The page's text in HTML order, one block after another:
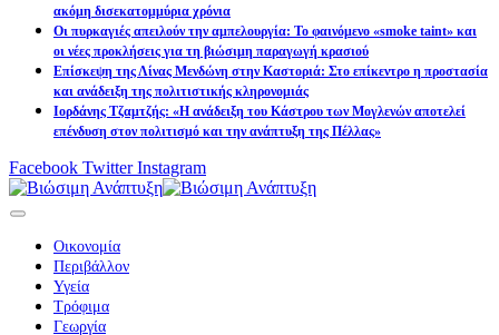
ακόμη δισεκατομμύρια χρόνια
Οι πυρκαγιές απειλούν την αμπελουργία: Το φαινόμενο «smoke taint» και
οι νέες προκλήσεις για τη βιώσιμη παραγωγή κρασιού
Επίσκεψη της Λίνας Μενδώνη στην Καστοριά: Στο επίκεντρο η προστασία
και ανάδειξη της πολιτιστικής κληρονομιάς
Ιορδάνης Τζαμτζής: «Η ανάδειξη του Κάστρου των Μογλενών αποτελεί
επένδυση στον πολιτισμό και την ανάπτυξη της Πέλλας»
Facebook Twitter Instagram
Οικονομία
Περιβάλλον
Υγεία
Τρόφιμα
Γεωργία